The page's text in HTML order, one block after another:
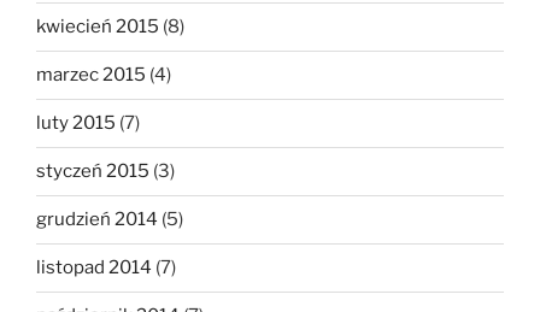
kwiecień 2015 (8)
marzec 2015 (4)
luty 2015 (7)
styczeń 2015 (3)
grudzień 2014 (5)
listopad 2014 (7)